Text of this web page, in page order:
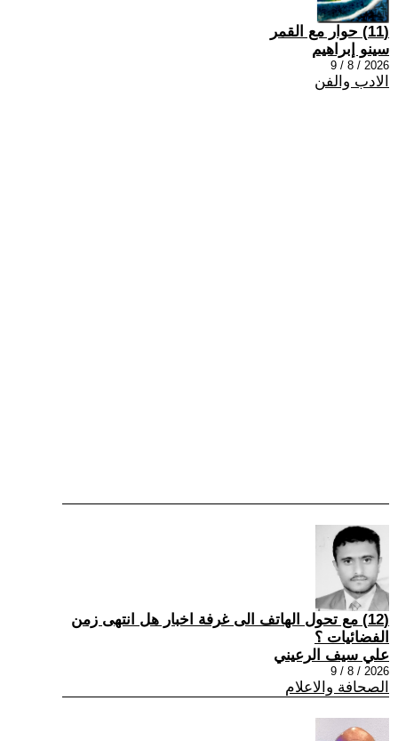
(11) حوار مع القمر
سينو إبراهيم
2026 / 8 / 9
الادب والفن
(12) مع تحول الهاتف الى غرفة اخبار هل انتهى زمن
الفضائيات ؟
علي سيف الرعيني
2026 / 8 / 9
الصحافة والاعلام